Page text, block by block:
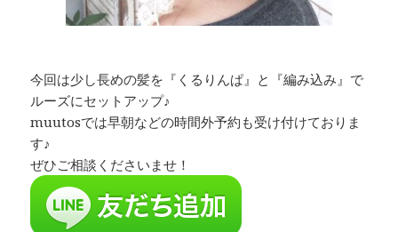
今回は少し長めの髪を『くるりんぱ』と『編み込み』で
ルーズにセットアップ♪
muutosでは早朝などの時間外予約も受け付けておりま
す♪
ぜひご相談くださいませ！